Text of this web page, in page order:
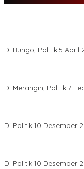
Di Bungo, Politik|5 April
Di Merangin, Politik|7
Di Politik|10 Desember
Di Politik|10 Desember